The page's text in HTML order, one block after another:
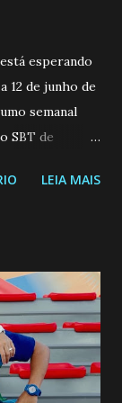
esperando
12 de junho de
semanal
SBT de
a 14/06/26
tipo de
vida. Camila
o
Manuel avisa a
com Joana.
LEIA MAIS